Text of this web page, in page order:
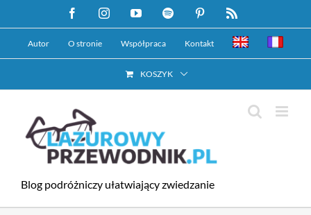
do
zawartości
FacebookInstagramYouTubeSpotify Pinterest
Autor O stronie Współpraca Kontakt
KOSZYK
Blog podróżniczy ułatwiający zwiedzanie